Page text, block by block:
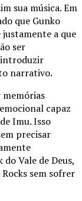
sua música. Em
que Gunko
justamente a que
ser
introduzir
narrativo.
memórias
capaz
Imu. Isso
precisar
Vale de Deus,
sem sofrer